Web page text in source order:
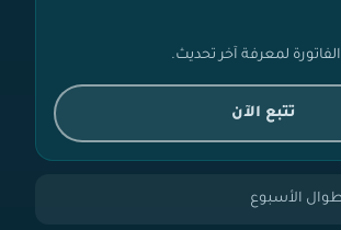
لمعرفة آخر تحديث.
تتبع الآن
الأسبوع